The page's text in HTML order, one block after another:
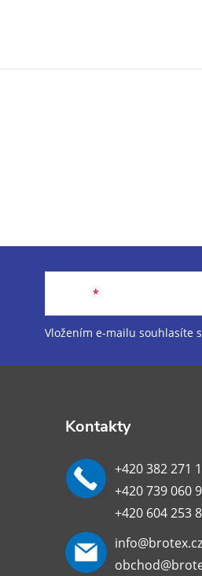
Vložením e-mailu souhlasíte s
Kontakty
+420 382 271
+420 739 060
+420 604 253
info@brotex.cz